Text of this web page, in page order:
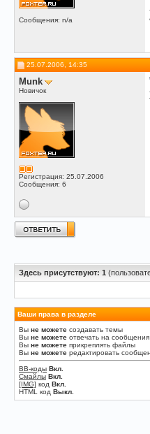
Сообщения: n/a
25.07.2006, 14:35
Munk
Новичок
Регистрация: 25.07.2006
Сообщения: 6
Здесь присутствуют: 1
Ваши права в разделе
Вы не можете создавать темы
Вы не можете отвечать на сообщения
Вы не можете прикреплять файлы
Вы не можете редактировать
BB-коды Вкл.
Смайлы Вкл.
[IMG] код Вкл.
HTML код Выкл.